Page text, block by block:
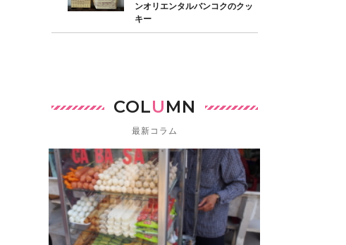
ンオリエンタルバンコクのクッ
キー
COLUMN
最新コラム